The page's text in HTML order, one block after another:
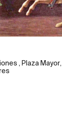
, Plaza Mayor,